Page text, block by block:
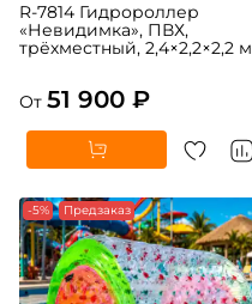
R-7814 Гидророллер
«Невидимка», ПВХ,
трёхместный, 2,4×2,2×2,2 м
От 51 900 ₽
-5% Предзаказ